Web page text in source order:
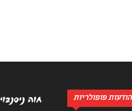
הודעות פופולריות